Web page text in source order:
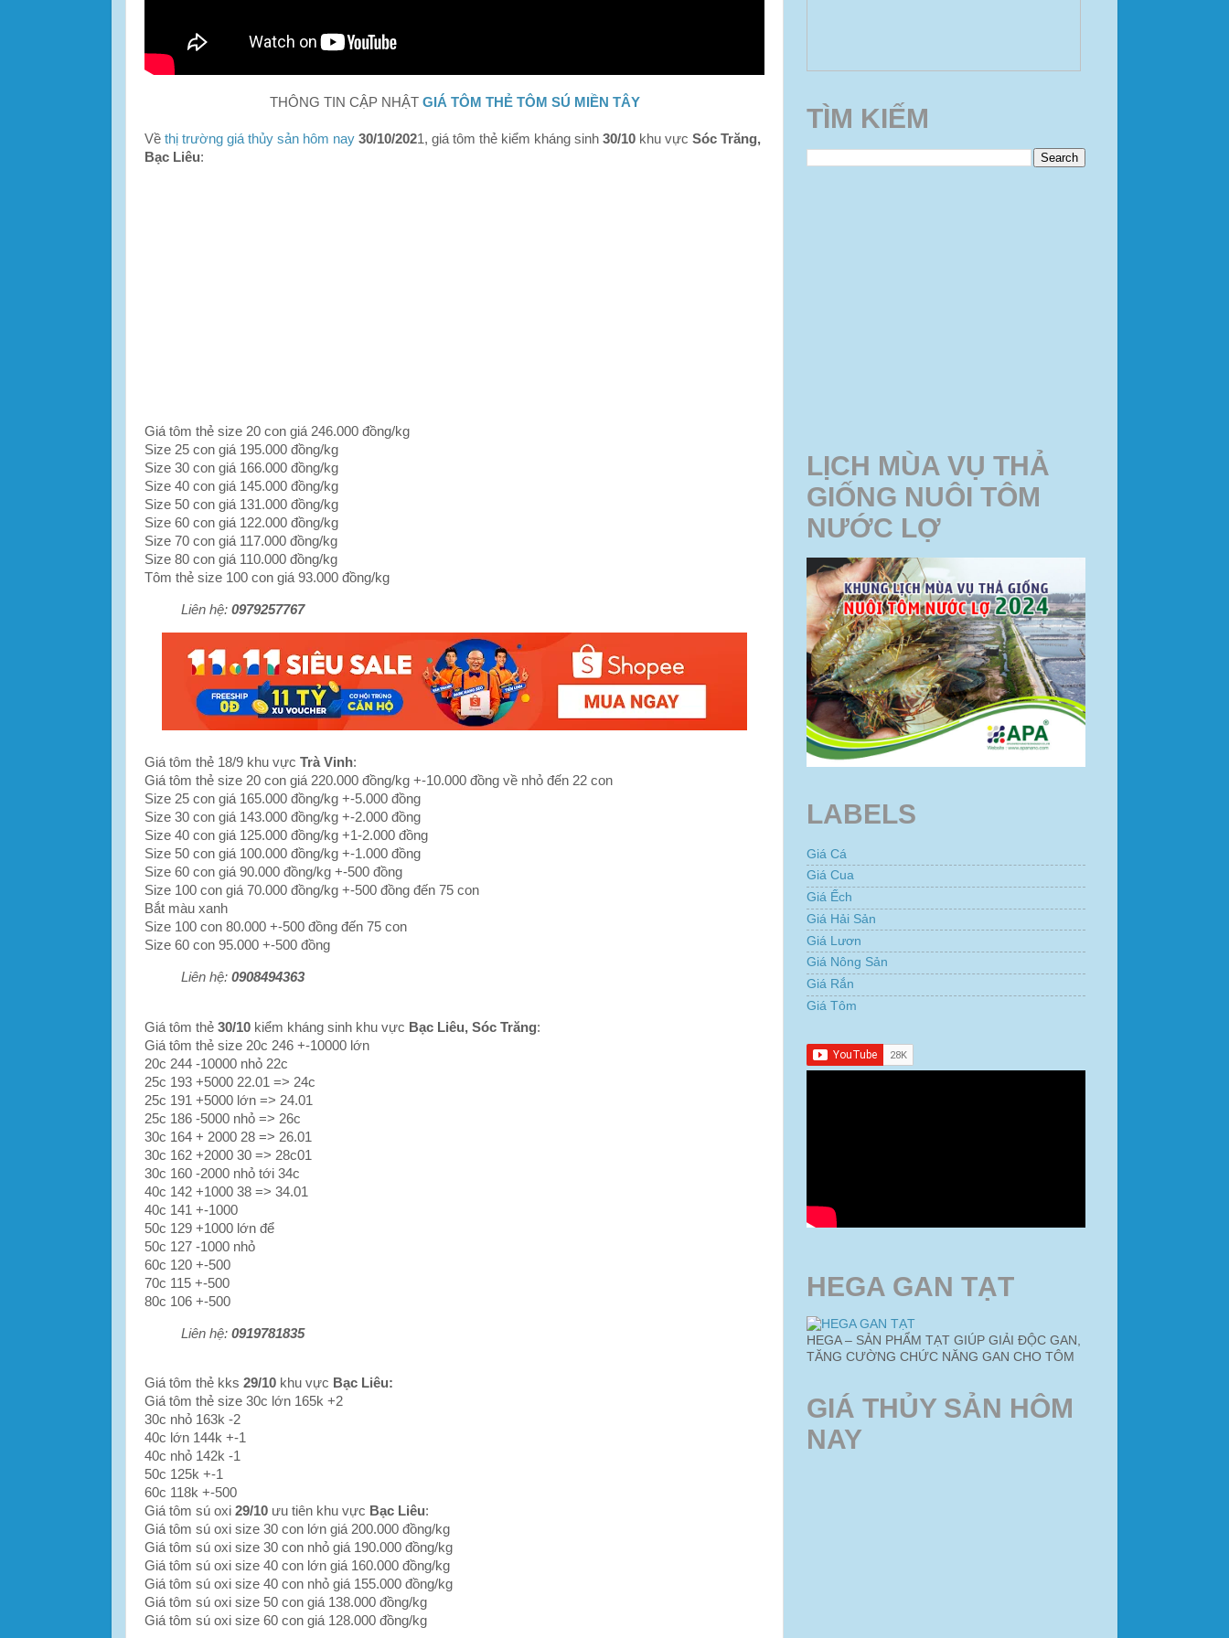
THÔNG TIN CẬP NHẬT GIÁ TÔM THẺ TÔM SÚ MIỀN TÂY
Về thị trường giá thủy sản hôm nay 30/10/2021, giá tôm thẻ kiểm kháng sinh 30/10 khu vực Sóc Trăng,
Bạc Liêu:
Giá tôm thẻ size 20 con giá 246.000 đồng/kg
Size 25 con giá 195.000 đồng/kg
Size 30 con giá 166.000 đồng/kg
Size 40 con giá 145.000 đồng/kg
Size 50 con giá 131.000 đồng/kg
Size 60 con giá 122.000 đồng/kg
Size 70 con giá 117.000 đồng/kg
Size 80 con giá 110.000 đồng/kg
Tôm thẻ size 100 con giá 93.000 đồng/kg
Liên hệ: 0979257767
Giá tôm thẻ 18/9 khu vực Trà Vinh:
Giá tôm thẻ size 20 con giá 220.000 đồng/kg +-10.000 đồng về nhỏ đến 22 con
Size 25 con giá 165.000 đồng/kg +-5.000 đồng
Size 30 con giá 143.000 đồng/kg +-2.000 đồng
Size 40 con giá 125.000 đồng/kg +1-2.000 đồng
Size 50 con giá 100.000 đồng/kg +-1.000 đồng
Size 60 con giá 90.000 đồng/kg +-500 đồng
Size 100 con giá 70.000 đồng/kg +-500 đồng đến 75 con
Bắt màu xanh
Size 100 con 80.000 +-500 đồng đến 75 con
Size 60 con 95.000 +-500 đồng
Liên hệ: 0908494363
Giá tôm thẻ 30/10 kiểm kháng sinh khu vực Bạc Liêu, Sóc Trăng:
Giá tôm thẻ size 20c 246 +-10000 lớn
20c 244 -10000 nhỏ 22c
25c 193 +5000 22.01 => 24c
25c 191 +5000 lớn => 24.01
25c 186 -5000 nhỏ => 26c
30c 164 + 2000 28 => 26.01
30c 162 +2000 30 => 28c01
30c 160 -2000 nhỏ tới 34c
40c 142 +1000 38 => 34.01
40c 141 +-1000
50c 129 +1000 lớn để
50c 127 -1000 nhỏ
60c 120 +-500
70c 115 +-500
80c 106 +-500
Liên hệ: 0919781835
Giá tôm thẻ kks 29/10 khu vực Bạc Liêu:
Giá tôm thẻ size 30c lớn 165k +2
30c nhỏ 163k -2
40c lớn 144k +-1
40c nhỏ 142k -1
50c 125k +-1
60c 118k +-500
Giá tôm sú oxi 29/10 ưu tiên khu vực Bạc Liêu:
Giá tôm sú oxi size 30 con lớn giá 200.000 đồng/kg
Giá tôm sú oxi size 30 con nhỏ giá 190.000 đồng/kg
Giá tôm sú oxi size 40 con lớn giá 160.000 đồng/kg
Giá tôm sú oxi size 40 con nhỏ giá 155.000 đồng/kg
Giá tôm sú oxi size 50 con giá 138.000 đồng/kg
Giá tôm sú oxi size 60 con giá 128.000 đồng/kg
TÌM KIẾM
LỊCH MÙA VỤ THẢ
GIỐNG NUÔI TÔM
NƯỚC LỢ
LABELS
Giá Cá
Giá Cua
Giá Ếch
Giá Hải Sản
Giá Lươn
Giá Nông Sản
Giá Rắn
Giá Tôm
HEGA GAN TẠT
HEGA – SẢN PHẨM TẠT GIÚP GIẢI ĐỘC GAN,
TĂNG CƯỜNG CHỨC NĂNG GAN CHO TÔM
GIÁ THỦY SẢN HÔM
NAY